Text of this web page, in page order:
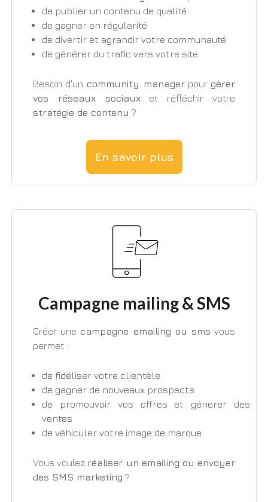
de publier un contenu de qualité
de gagner en régularité
de divertir et agrandir votre communauté
de générer du trafic vers votre site
Besoin d'un community managerpourgèrer
vos réseaux sociaux et réfléchir votre
stratégie de contenu ?
En savoir plus
Campagne mailing & SMS
Créer unecampagne emailing ou sms vous
permet :
de fidéliser votre clientèle
de gagner de nouveaux prospects
de promouvoir vos offres et génerer des
ventes
de véhiculer votre image de marque
Vous voulez réaliser un emailing ou envoyer
des SMS marketing ?